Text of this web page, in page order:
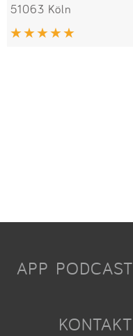
51063 Köln
APP PODCAST
KONTAKT